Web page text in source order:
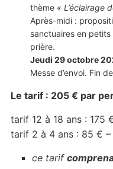
thème « L’éclairage
Après-midi :
sanctuaires en
prière.
Jeudi 29 octobre
Messe d’envoi. Fin
Le tarif : 205 € par
tarif 12 à 18 ans : 175
tarif 2 à 4 ans : 85 €
ce tarif